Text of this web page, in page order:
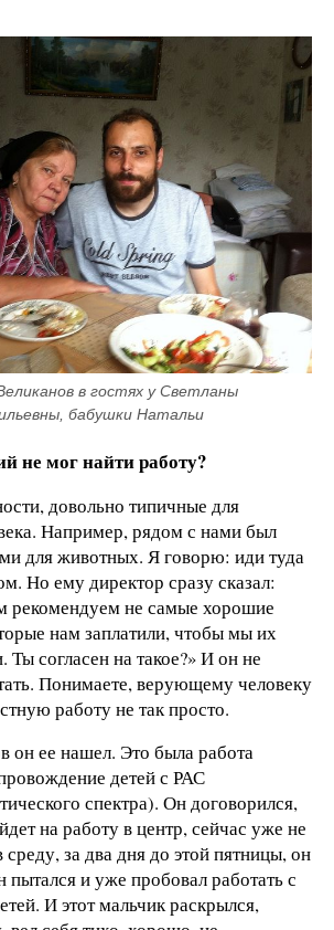
в гостях у Светланы
бабушки Натальи
не мог найти работу?
довольно типичные для
Например, рядом с нами был
для животных. Я говорю: иди туда
Но ему директор сразу сказал:
рекомендуем не самые хорошие
нам заплатили, чтобы мы их
Ты согласен на такое?» И он не
Понимаете, верующему человеку
работу не так просто.
он ее нашел. Это была работа
детей с РАС
спектра). Он договорился,
на работу в центр, сейчас уже не
за два дня до этой пятницы, он
пытался и уже пробовал работать с
И этот мальчик раскрылся,